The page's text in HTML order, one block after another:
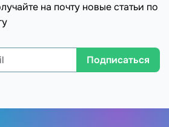
на почту новые статьи по
Подписаться